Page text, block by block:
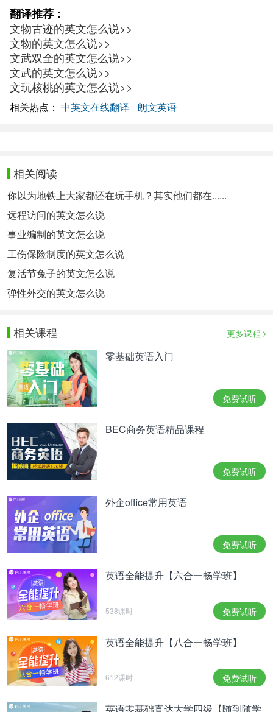
翻译推荐：
文物古迹的英文怎么说>>
文物的英文怎么说>>
文武双全的英文怎么说>>
文武的英文怎么说>>
文玩核桃的英文怎么说>>
相关热点： 中英文在线翻译 朗文英语
相关阅读
你以为地铁上大家都还在玩手机？其实他们都在......
远程访问的英文怎么说
事业编制的英文怎么说
工伤保险制度的英文怎么说
复活节兔子的英文怎么说
弹性外交的英文怎么说
相关课程 更多课程
零基础英语入门
免费试听
BEC商务英语精品课程
免费试听
外企office常用英语
免费试听
英语全能提升【六合一畅学班】
538课时 免费试听
英语全能提升【八合一畅学班】
612课时 免费试听
英语零基础直达大学四级【随到随学